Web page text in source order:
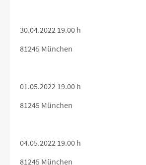
30.04.2022 19.00 h
81245 München
01.05.2022 19.00 h
81245 München
04.05.2022 19.00 h
81245 München